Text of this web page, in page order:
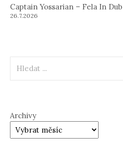
Captain Yossarian – Fela In
26.7.2026
Archivy